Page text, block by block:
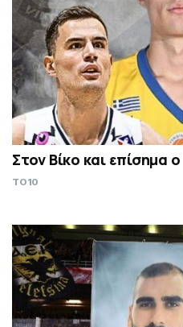
Στον Βίκο και επίσημα
TO10